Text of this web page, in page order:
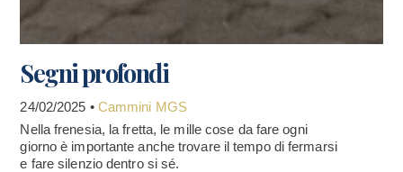
Segni profondi
24/02/2025 • Cammini MGS
Nella frenesia, la fretta, le mille cose da fare ogni
giorno è importante anche trovare il tempo di fermarsi
e fare silenzio dentro si sé.